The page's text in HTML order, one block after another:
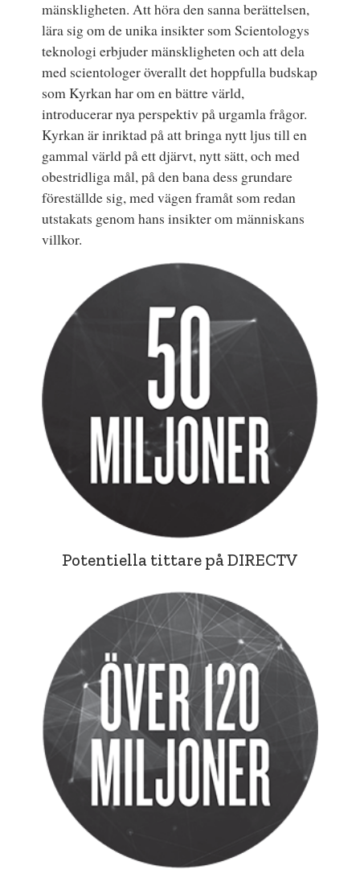
mänskligheten. Att höra den sanna berättelsen,
lära sig om de unika insikter som Scientologys
teknologi erbjuder mänskligheten och att dela
med scientologer överallt det hoppfulla budskap
som Kyrkan har om en bättre värld,
introducerar nya perspektiv på urgamla frågor.
Kyrkan är inriktad på att bringa nytt ljus till en
gammal värld på ett djärvt, nytt sätt, och med
obestridliga mål, på den bana dess grundare
föreställde sig, med vägen framåt som redan
utstakats genom hans insikter om människans
villkor.
Potentiella tittare på DIRECTV